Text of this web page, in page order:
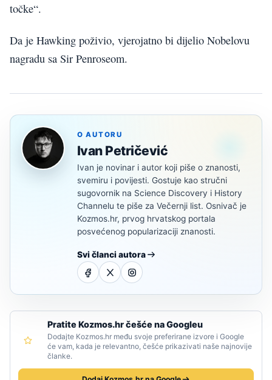
točke“.
Da je Hawking poživio, vjerojatno bi dijelio Nobelovu
nagradu sa Sir Penroseom.
O AUTORU
Ivan Petričević
Ivan je novinar i autor koji piše o znanosti,
svemiru i povijesti. Gostuje kao stručni
sugovornik na Science Discovery i History
Channelu te piše za Večernji list. Osnivač je
Kozmos.hr, prvog hrvatskog portala
posvećenog popularizaciji znanosti.
Svi članci autora
Pratite Kozmos.hr češće na Googleu
Dodajte Kozmos.hr među svoje preferirane izvore i Google
će vam, kada je relevantno, češće prikazivati naše najnovije
članke.